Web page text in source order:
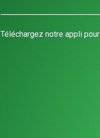
Téléchargez notre appli